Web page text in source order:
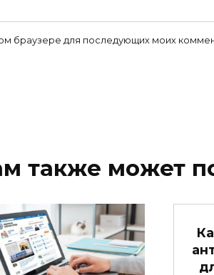
браузере для последующих моих
также может